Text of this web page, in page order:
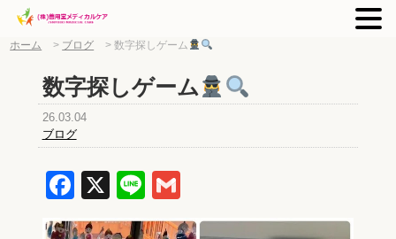
ホーム > ブログ >数字探しゲーム
数字探しゲーム
26.03.04
ブログ
Facebook
X Line